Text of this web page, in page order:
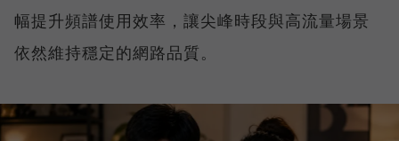
幅提升頻譜使用效率，讓尖峰時段與高流量場景
依然維持穩定的網路品質。